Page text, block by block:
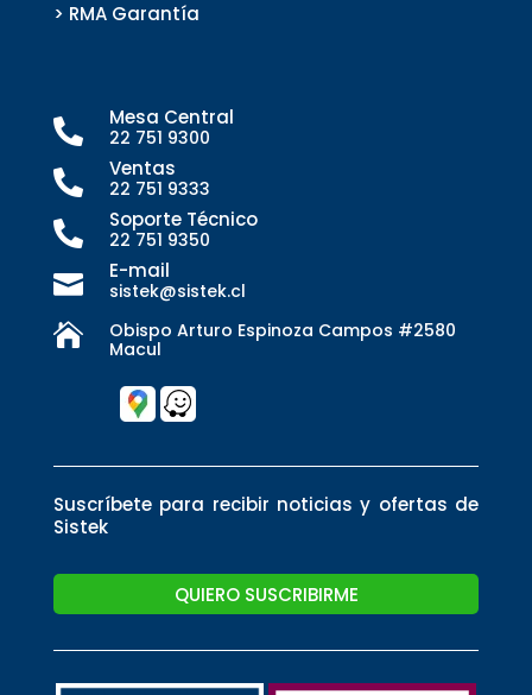
> RMA Garantía
 Mesa Central
22 751 9300
 Ventas
22 751 9333
 Soporte Técnico
22 751 9350
 E-mail
sistek@sistek.cl

Obispo Arturo Espinoza Campos #2580
Macul
Suscríbete para recibir noticias y ofertas de
Sistek
QUIERO SUSCRIBIRME